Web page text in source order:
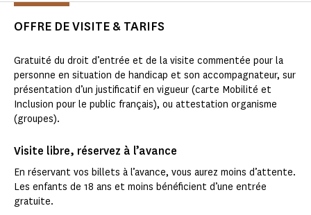
OFFRE DE VISITE & TARIFS
Gratuité du droit d’entrée et de la visite commentée pour la
personne en situation de handicap et son accompagnateur, sur
présentation d’un justificatif en vigueur (carte Mobilité et
Inclusion pour le public français), ou attestation organisme
(groupes).
Visite libre, réservez à l’avance
En réservant vos billets à l’avance, vous aurez moins d’attente.
Les enfants de 18 ans et moins bénéficient d’une entrée
gratuite.